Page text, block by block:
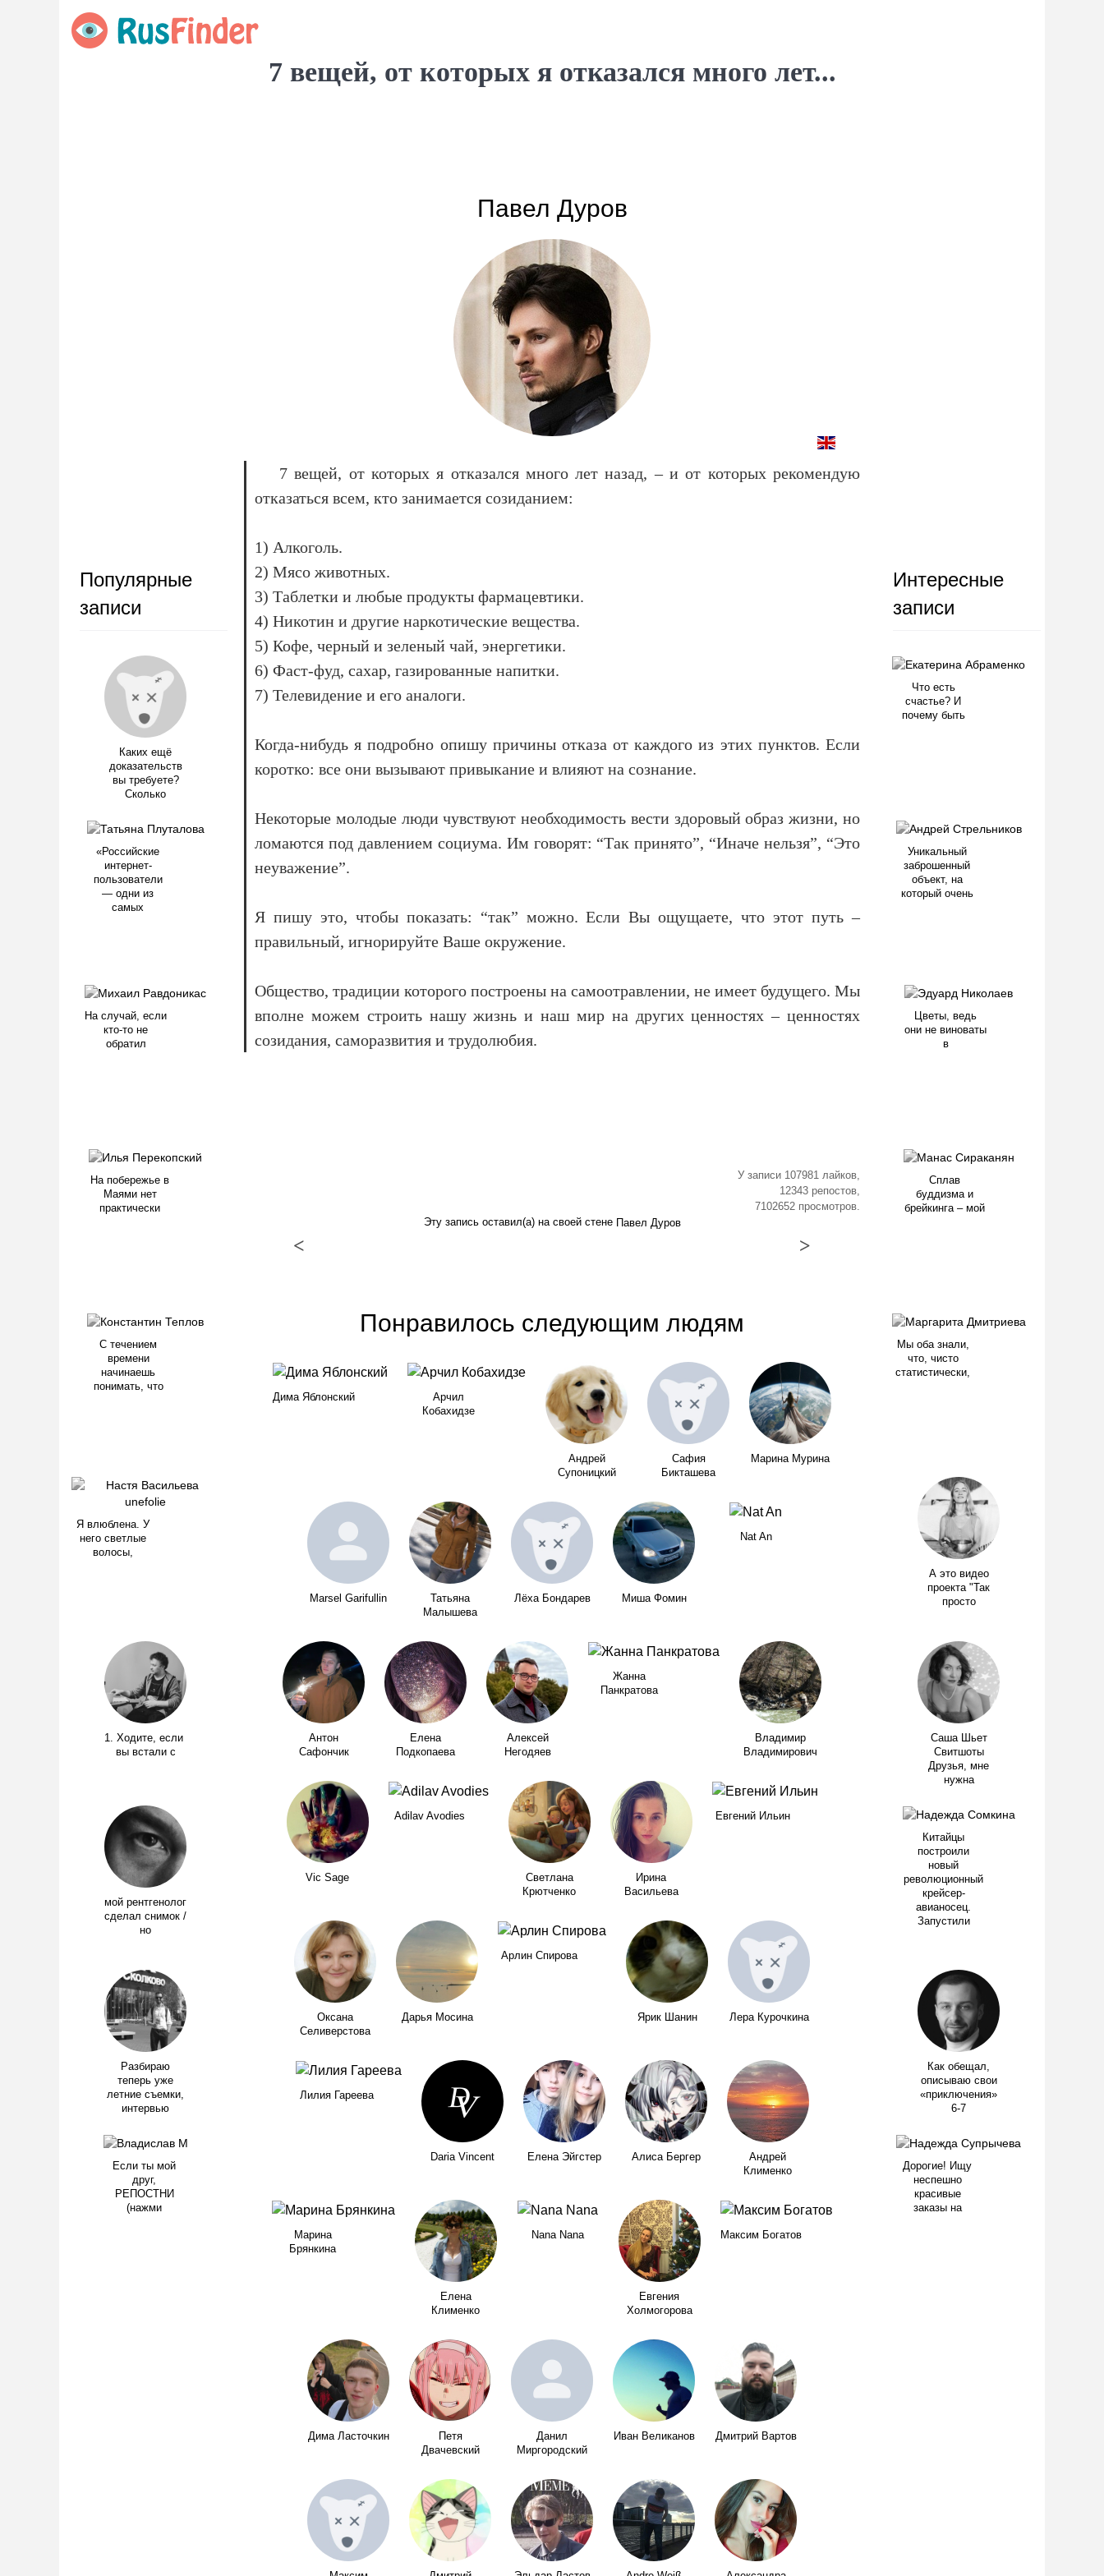
7 вещей, от которых я отказался много лет...
Павел Дуров
7 вещей, от которых я отказался много лет назад, – и от которых рекомендую
отказаться всем, кто занимается созиданием:
1) Алкоголь.
2) Мясо животных.
3) Таблетки и любые продукты фармацевтики.
4) Никотин и другие наркотические вещества.
5) Кофе, черный и зеленый чай, энергетики.
6) Фаст-фуд, сахар, газированные напитки.
7) Телевидение и его аналоги.
Когда-нибудь я подробно опишу причины отказа от каждого из этих пунктов. Если
коротко: все они вызывают привыкание и влияют на сознание.
Некоторые молодые люди чувствуют необходимость вести здоровый образ жизни, но
ломаются под давлением социума. Им говорят: “Так принято”, “Иначе нельзя”, “Это
неуважение”.
Я пишу это, чтобы показать: “так” можно. Если Вы ощущаете, что этот путь –
правильный, игнорируйте Ваше окружение.
Общество, традиции которого построены на самоотравлении, не имеет будущего. Мы
вполне можем строить нашу жизнь и наш мир на других ценностях – ценностях
созидания, саморазвития и трудолюбия.
У записи 107981 лайков,
12343 репостов,
7102652 просмотров.
Эту запись оставил(а) на своей стене Павел Дуров
< >
Понравилось следующим людям
Дима Яблонский
Арчил
Кобахидзе
Андрей
Супоницкий
Сафия
Бикташева
Марина Мурина
Marsel Garifullin
Татьяна
Малышева
Лёха Бондарев Миша Фомин
Nat An
Антон
Сафончик
Елена
Подкопаева
Алексей
Негодяев
Жанна
Панкратова
Владимир
Владимирович
Vic Sage
Adilav Avodies
Светлана
Крютченко
Ирина
Васильева
Евгений Ильин
Оксана
Селиверстова
Дарья Мосина
Арлин Спирова
Ярик Шанин Лера Курочкина
Лилия Гареева
Daria Vincent Елена Эйгстер Алиса Бергер
Андрей
Клименко
Марина
Брянкина
Елена
Клименко
Nana Nana
Евгения
Холмогорова
Максим Богатов
Дима Ласточкин
Петя
Двачевский
Данил
Миргородский
Иван Великанов Дмитрий Вартов
Популярные
записи
Каких ещё
доказательств
вы требуете?
Сколько
«Российские
интернет-
пользователи
— одни из
самых
На случай, если
кто-то не
обратил
На побережье в
Маями нет
практически
С течением
времени
начинаешь
понимать, что
Я влюблена. У
него светлые
волосы,
1. Ходите, если
вы встали с
мой рентгенолог
сделал снимок /
но
Разбираю
теперь уже
летние съемки,
интервью
Если ты мой
друг,
РЕПОСТНИ
(нажми
Интересные
записи
Что есть
счастье? И
почему быть
Уникальный
заброшенный
объект, на
который очень
Цветы, ведь
они не виноваты
в
Сплав
буддизма и
брейкинга – мой
Мы оба знали,
что, чисто
статистически,
А это видео
проекта "Так
просто
Саша Шьет
Свитшоты
Друзья, мне
нужна
Китайцы
построили
новый
революционный
крейсер-
авианосец.
Запустили
Как обещал,
описываю свои
«приключения»
6-7
Дорогие! Ищу
неспешно
красивые
заказы на